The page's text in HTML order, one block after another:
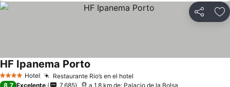
Compartir
4 EstrellasHotel Restaurante Rio’s en el hotel
HF Ipanema Porto
8,7 Excelente 7.685 a 1.8 km de: Palacio de la Bolsa